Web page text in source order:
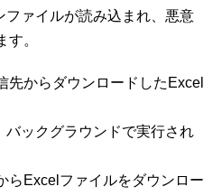
ファイルが読み込まれ、悪意
。
先からダウンロードしたExcel
バックグラウンドで実行され
らExcelファイルをダウンロー